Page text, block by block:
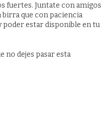
fuertes. Juntate con amigos
birra que con paciencia
poder estar disponible en tu
no dejes pasar esta